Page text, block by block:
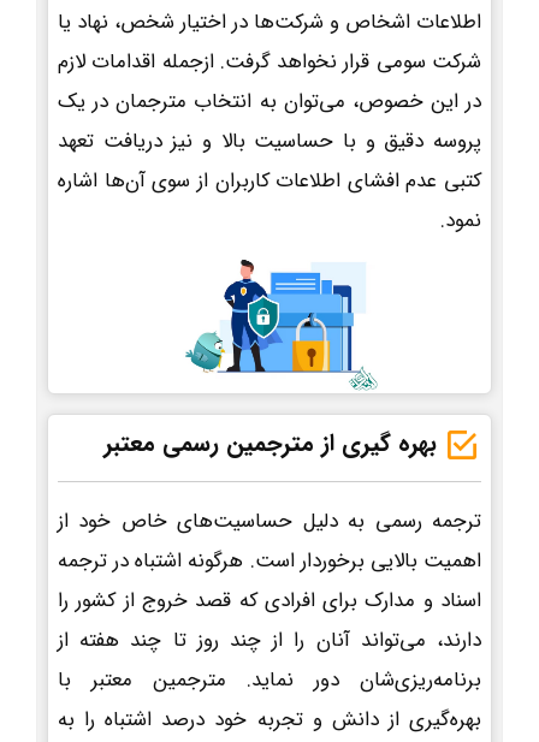
اطلاعات اشخاص و شرکت‌ها در اختیار شخص، نهاد یا
شرکت سومی قرار نخواهد گرفت. ازجمله اقدامات لازم
در این خصوص، می‌توان به انتخاب مترجمان در یک
پروسه دقیق و با حساسیت بالا و نیز دریافت تعهد
کتبی عدم افشای اطلاعات کاربران از سوی آن‌ها اشاره
نمود.
بهره گیری از مترجمین رسمی معتبر
ترجمه رسمی به دلیل حساسیت‌های خاص خود از
اهمیت بالایی برخوردار است. هرگونه اشتباه در ترجمه
اسناد و مدارک برای افرادی که قصد خروج از کشور را
دارند، می‌تواند آنان را از چند روز تا چند هفته از
برنامه‌ریزی‌شان دور نماید. مترجمین معتبر با
بهره‌گیری از دانش و تجربه خود درصد اشتباه را به